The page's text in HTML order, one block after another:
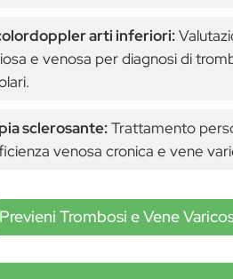
arti inferiori:
e venosa per diagnosi di
sclerosante:Trattamento
venosa cronica e vene
Previeni Trombosi e Vene